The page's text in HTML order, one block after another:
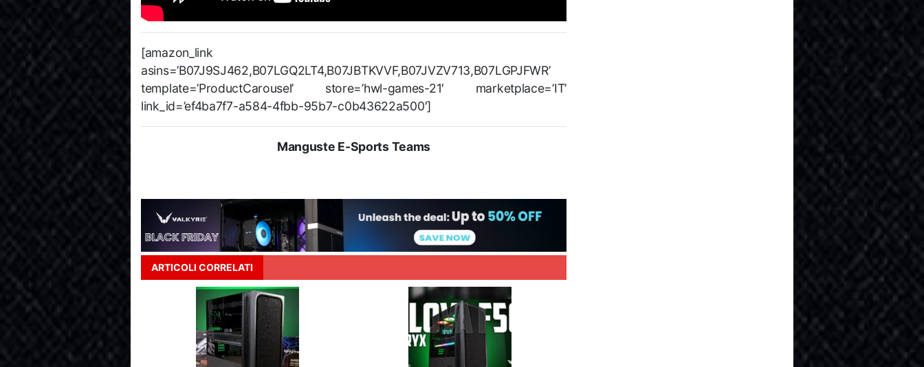
[amazon_link
asins=’B07J9SJ462,B07LGQ2LT4,B07JBTKVVF,B07JVZV713,B07LGPJFWR’
template=’ProductCarousel’ store=’hwl-games-21′ marketplace=’IT’
link_id=’ef4ba7f7-a584-4fbb-95b7-c0b43622a500′]
Manguste E-Sports Teams
ARTICOLI CORRELATI